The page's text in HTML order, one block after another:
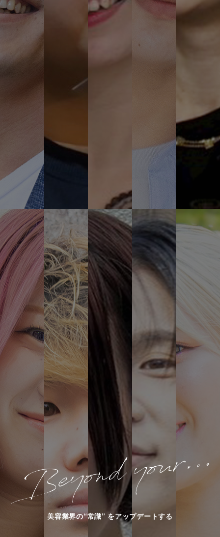
美容業界の“常識” をアップデートする